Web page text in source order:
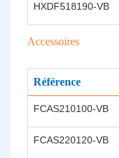
HXDF518190-VB
Accessoires
Référence
FCAS210100-VB
FCAS220120-VB